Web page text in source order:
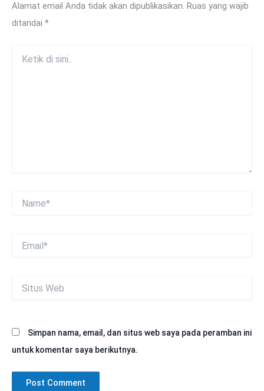
Alamat email Anda tidak akan dipublikasikan. Ruas yang wajib
ditandai *
Web
Simpan nama, email, dan situs web saya pada peramban ini
untuk komentar saya berikutnya.